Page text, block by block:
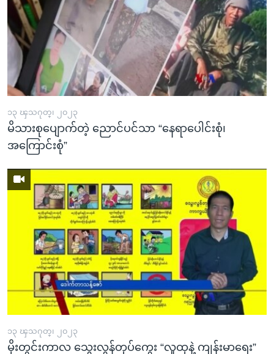
နေရာ
သို့
ကျော်
၁၃ ၾသဂုတ္၊ ၂၀၂၃
မိသားစုပျောက်တဲ့ ညောင်ပင်သာ “နေရာပေါင်းစုံ၊
အကြောင်းစုံ”
၁၃ ၾသဂုတ္၊ ၂၀၂၃
မိုးတွင်းကာလ သွေးလွန်တုပ်ကွေး “လူထုနဲ့ ကျန်းမာရေး”